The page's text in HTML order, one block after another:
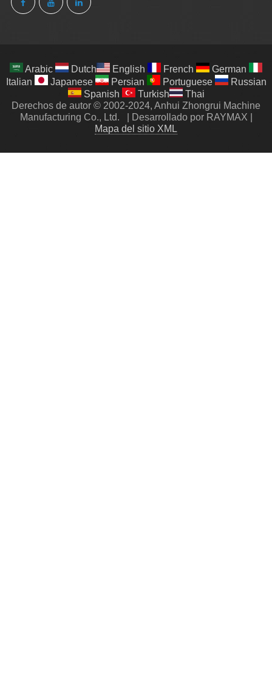
Arabic Dutch English French
German
Italian
Japanese Persian Portuguese
Russian
Spanish
Turkish
Thai
Derechos de autor © 2002-2024, Anhui Zhongrui Machine
Manufacturing Co., Ltd.
Desarrollado por RAYMAX
Mapa del sitio XML